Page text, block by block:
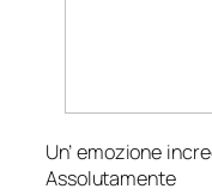
Un’ emozione